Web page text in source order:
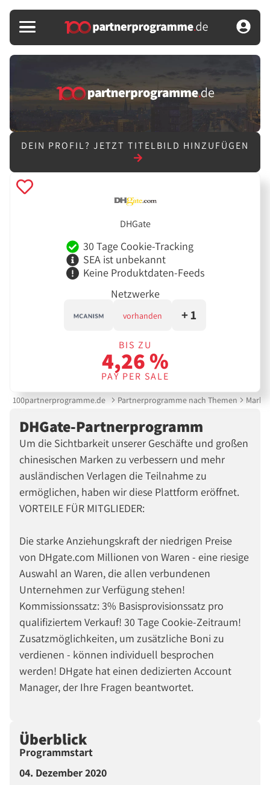
DEIN PROFIL? JETZT TITELBILD HINZUFÜGEN
DHGate
30 Tage Cookie-Tracking
SEA ist unbekannt
Keine Produktdaten-Feeds
Netzwerke
vorhanden + 1
BIS ZU
4,26 %
PAY PER SALE
100partnerprogramme.de Partnerprogramme nach Themen
DHGate-Partnerprogramm
Um die Sichtbarkeit unserer Geschäfte und großen
chinesischen Marken zu verbessern und mehr
ausländischen Verlagen die Teilnahme zu
ermöglichen, haben wir diese Plattform eröffnet.
VORTEILE FÜR MITGLIEDER:
Die starke Anziehungskraft der niedrigen Preise
von DHgate.com Millionen von Waren - eine riesige
Auswahl an Waren, die allen verbundenen
Unternehmen zur Verfügung stehen!
Kommissionssatz: 3% Basisprovisionssatz pro
qualifiziertem Verkauf! 30 Tage Cookie-Zeitraum!
Zusatzmöglichkeiten, um zusätzliche Boni zu
verdienen - können individuell besprochen
werden! DHgate hat einen dedizierten Account
Manager, der Ihre Fragen beantwortet.
Überblick
Programmstart
04. Dezember 2020